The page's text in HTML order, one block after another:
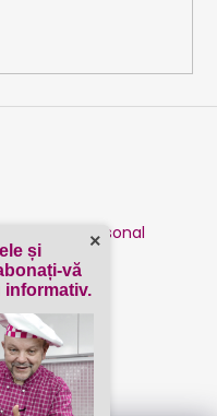
caracter personal
×
și
vă
informativ.